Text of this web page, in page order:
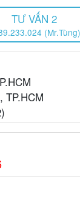
TƯ VẤN 2
(Mr.Tùng)
TP.HCM